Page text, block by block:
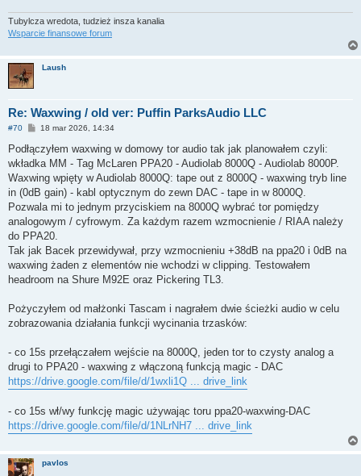
Tubylcza wredota, tudzież insza kanalia
Wsparcie finansowe forum
Laush
Re: Waxwing / old ver: Puffin ParksAudio LLC
#70
P
s
18 mar 2026, 14:34
Podłączyłem waxwing w domowy tor audio tak jak planowałem czyli:
wkładka MM - Tag McLaren PPA20 - Audiolab 8000Q - Audiolab 8000P.
Waxwing wpięty w Audiolab 8000Q: tape out z 8000Q - waxwing tryb line
in (0dB gain) - kabl optycznym do zewn DAC - tape in w 8000Q.
Pozwala mi to jednym przyciskiem na 8000Q wybrać tor pomiędzy
analogowym / cyfrowym. Za każdym razem wzmocnienie / RIAA należy
do PPA20.
Tak jak Bacek przewidywał, przy wzmocnieniu +38dB na ppa20 i 0dB na
waxwing żaden z elementów nie wchodzi w clipping. Testowałem
headroom na Shure M92E oraz Pickering TL3.
Pożyczyłem od małżonki Tascam i nagrałem dwie ścieżki audio w celu
zobrazowania działania funkcji wycinania trzasków:
- co 15s przełączałem wejście na 8000Q, jeden tor to czysty analog a
drugi to PPA20 - waxwing z włączoną funkcją magic - DAC
https://drive.google.com/file/d/1wxli1Q ... drive_link
- co 15s wł/wy funkcję magic używając toru ppa20-waxwing-DAC
https://drive.google.com/file/d/1NLrNH7 ... drive_link
pavlos